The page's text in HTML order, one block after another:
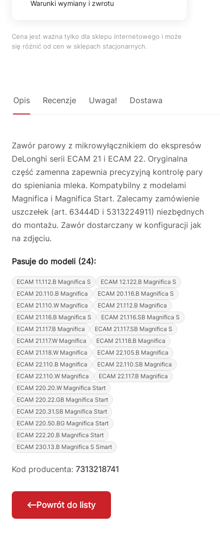
Warunki wymiany i zwrotu
Cena jest ważna tylko dla sklepu internetowego i może
się różnić od cen w sklepach stacjonarnych.
Opis Recenzje Uwaga! Dostawa
Zawór parowy z mikrowyłącznikiem do ekspresów
DeLonghi serii ECAM 21 i ECAM 22. Oryginalna
część zamenna zapewnia precyzyjną kontrolę pary
do spieniania mleka. Kompatybilny z modelami
Magnifica i Magnifica Start. Zalecamy zamówienie
uszczełek (art. 63444D i 5313224911) niezbędnych
do montażu. Zawór dostarczany w konfiguracji jak
na zdjęciu.
Pasuje do modeli (24):
ECAM 11.112.B Magnifica S
ECAM 12.122.B Magnifica S
ECAM 20.110.B Magnifica
ECAM 20.116.B Magnifica S
ECAM 21.110.W Magnifica
ECAM 21.112.B Magnifica
ECAM 21.116.B Magnifica S
ECAM 21.116.SB Magnifica S
ECAM 21.117.B Magnifica
ECAM 21.117.SB Magnifica S
ECAM 21.117.W Magnifica
ECAM 21.118.B Magnifica
ECAM 21.118.W Magnifica
ECAM 22.105.B Magnifica
ECAM 22.110.B Magnifica
ECAM 22.110.SB Magnifica
ECAM 22.110.W Magnifica
ECAM 22.117.B Magnifica
ECAM 220.20.W Magnifica Start
ECAM 220.22.GB Magnifica Start
ECAM 220.31.SB Magnifica Start
ECAM 220.50.BG Magnifica Start
ECAM 222.20.B Magnifica Start
ECAM 230.13.B Magnifica S Smart
Kod producenta: 7313218741
Powrót do listy